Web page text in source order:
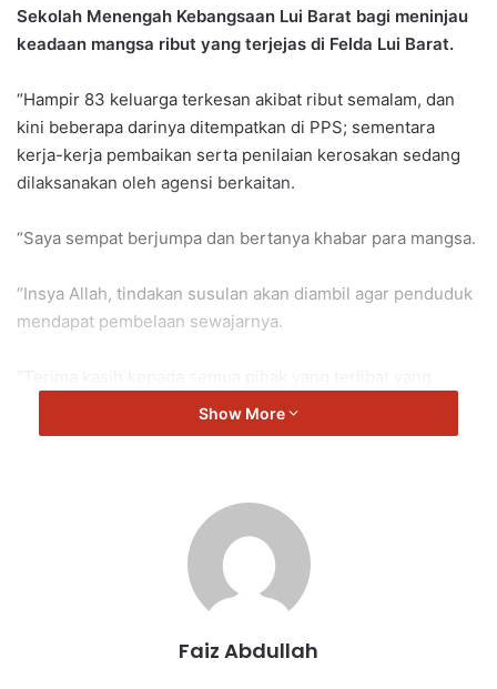
Sekolah Menengah Kebangsaan Lui Barat bagi meninjau
keadaan mangsa ribut yang terjejas di Felda Lui Barat.
“Hampir 83 keluarga terkesan akibat ribut semalam, dan
kini beberapa darinya ditempatkan di PPS; sementara
kerja-kerja pembaikan serta penilaian kerosakan sedang
dilaksanakan oleh agensi berkaitan.
“Saya sempat berjumpa dan bertanya khabar para mangsa.
“Insya Allah, tindakan susulan akan diambil agar penduduk
mendapat pembelaan sewajarnya.
bertungkus-lumus menguruskan keadaan dan mangsa
banjir,” kata Mohd Razi.
Show More
Faiz Abdullah